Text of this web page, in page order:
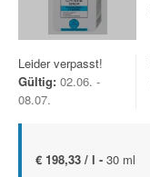
Leider verpasst!
Gültig: 02.06. -
08.07.
€ 198,33 / l - 30 ml